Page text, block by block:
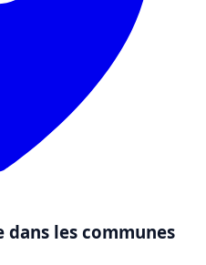
les communes